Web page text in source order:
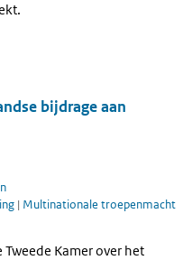
bijdrage aan
| Multinationale troepenmacht
Kamer over het